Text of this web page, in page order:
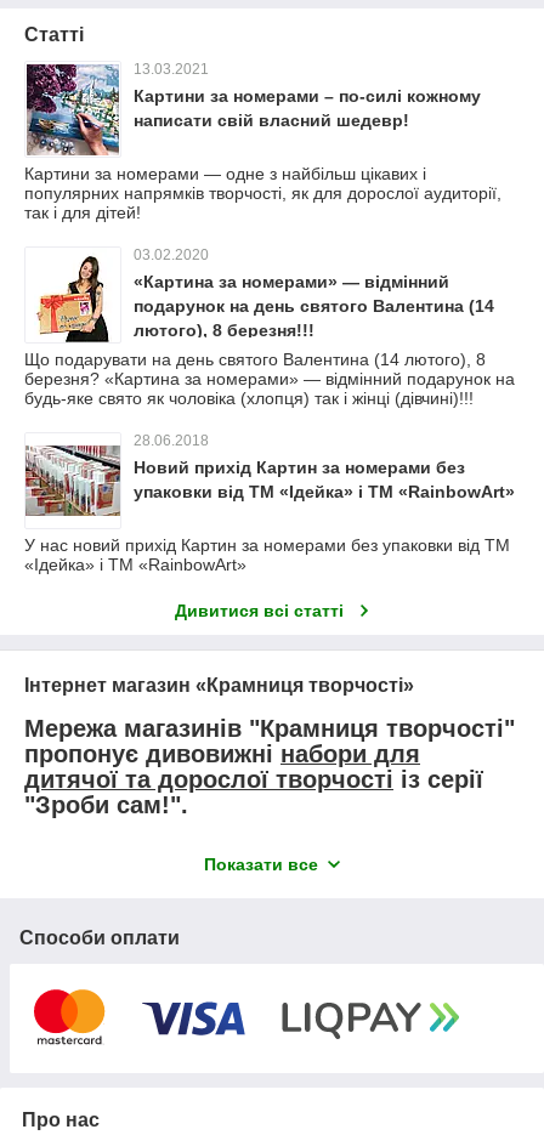
Статті
13.03.2021
Картини за номерами – по-силі кожному
написати свій власний шедевр!
Картини за номерами — одне з найбільш цікавих і
популярних напрямків творчості, як для дорослої аудиторії,
так і для дітей!
03.02.2020
«Картина за номерами» — відмінний
подарунок на день святого Валентина (14
лютого), 8 березня!!!
Що подарувати на день святого Валентина (14 лютого), 8
березня? «Картина за номерами» — відмінний подарунок на
будь-яке свято як чоловіка (хлопця) так і жінці (дівчині)!!!
28.06.2018
Новий прихід Картин за номерами без
упаковки від ТМ «Ідейка» і ТМ «RainbowArt»
У нас новий прихід Картин за номерами без упаковки від ТМ
«Ідейка» і ТМ «RainbowArt»
Дивитися всі статті
Інтернет магазин «Крамниця творчості»
Мережа магазинів "Крамниця творчості"
пропонує дивовижні набори для
дитячої та дорослої творчості із серії
"Зроби сам!".
розвиваючі завдання. Робота з наборами для творчості
Набори для творчості і розвинуть фантазію, і
Працюючи з наборами для творчості дитина
долучиться до практичної сторони мистецтв, і,
мистецтв!
Показати все
Способи оплати
Про нас